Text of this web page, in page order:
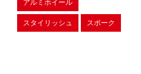
アルミホイール
スタイリッシュ スポーク